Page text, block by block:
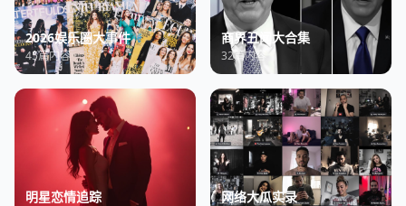
2026娱乐圈大事件
45篇内容
商界丑闻大合集
32篇内容
明星恋情追踪 网络大瓜实录